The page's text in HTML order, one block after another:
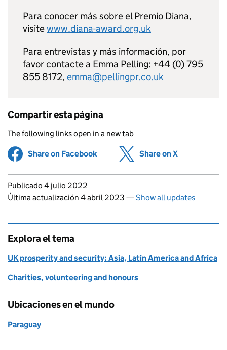
Para conocer más sobre el Premio Diana,
visitewww.diana-award.org.uk
Para entrevistas y más información, por
favor contacte a Emma Pelling: +44 (0) 795
855 8172, emma@pellingpr.co.uk
Compartir esta página
The following links open in a new tab
Share on Facebook (opens in new tab)
Share on X
Updates to this page
Publicado 4 julio 2022
Última actualización 4 abril 2023 —Show all updates
Explora el tema
UK prosperity and security: Asia, Latin America and Africa
Charities, volunteering and honours
Ubicaciones en el mundo
Paraguay